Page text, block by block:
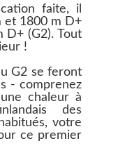
faite, il
et 1800 m D+
D+ (G2). Tout
!
G2 se feront
- comprenez
chaleur à
des
votre
ce premier